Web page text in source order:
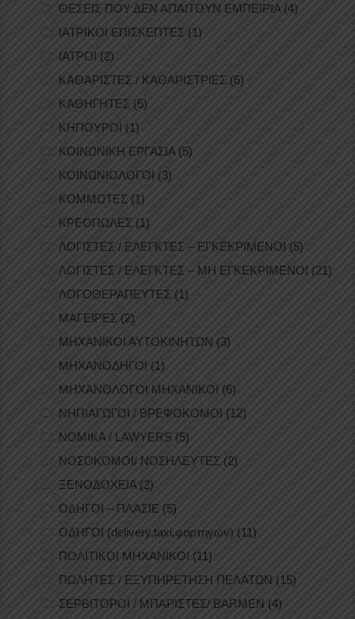
ΘΕΣΕΙΣ ΠΟΥ ΔΕΝ ΑΠΑΙΤΟΥΝ ΕΜΠΕΙΡΙΑ (4)
ΙΑΤΡΙΚΟΙ ΕΠΙΣΚΕΠΤΕΣ (1)
ΙΑΤΡΟΙ (2)
ΚΑΘΑΡΙΣΤΕΣ / ΚΑΘΑΡΙΣΤΡΙΕΣ (6)
ΚΑΘΗΓΗΤΕΣ (5)
ΚΗΠΟΥΡΟΙ (1)
ΚΟΙΝΩΝΙΚΗ ΕΡΓΑΣΙΑ(5)
ΚΟΙΝΩΝΙΟΛΟΓΟΙ (3)
ΚΟΜΜΩΤΕΣ (1)
ΚΡΕΟΠΩΛΕΣ (1)
ΛΟΓΙΣΤΕΣ / ΕΛΕΓΚΤΕΣ – ΕΓΚΕΚΡΙΜΕΝΟΙ (5)
ΛΟΓΙΣΤΕΣ / ΕΛΕΓΚΤΕΣ – ΜΗ ΕΓΚΕΚΡΙΜΕΝΟΙ (21)
ΛΟΓΟΘΕΡΑΠΕΥΤΕΣ (1)
ΜΑΓΕΙΡΕΣ (2)
ΜΗΧΑΝΙΚΟΙ ΑΥΤΟΚΙΝΗΤΩΝ (3)
ΜΗΧΑΝΟΔΗΓΟΙ (1)
ΜΗΧΑΝΟΛΟΓΟΙ ΜΗΧΑΝΙΚΟΙ (6)
ΝΗΠΙΑΓΩΓΟΙ / ΒΡΕΦΟΚΟΜΟΙ (12)
ΝΟΜΙΚΑ / LAWYERS (5)
ΝΟΣΟΚΟΜΟΙ/ ΝΟΣΗΛΕΥΤΕΣ (2)
ΞΕΝΟΔΟΧΕΙΑ(2)
ΟΔΗΓΟΙ – ΠΛΑΣΙΕ (5)
ΟΔΗΓΟΙ (delivery,taxi,φορτηγών) (11)
ΠΟΛΙΤΙΚΟΙ ΜΗΧΑΝΙΚΟΙ (11)
ΠΩΛΗΤΕΣ / ΕΞΥΠΗΡΕΤΗΣΗ ΠΕΛΑΤΩΝ (15)
ΣΕΡΒΙΤΟΡΟΙ / ΜΠΑΡΙΣΤΕΣ/ BARMEN (4)